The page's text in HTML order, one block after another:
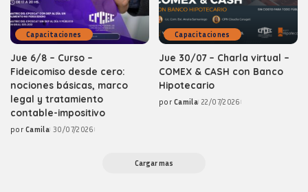
Capacitaciones
Jue 6/8 – Curso –
Fideicomiso desde cero:
nociones básicas, marco
legal y tratamiento
contable-impositivo
Posted
por Camila 30/07/2026
Capacitaciones
Jue 30/07 – Charla virtual –
COMEX & CASH con Banco
Hipotecario
Posted
por Camila 22/07/2026
Cargar mas